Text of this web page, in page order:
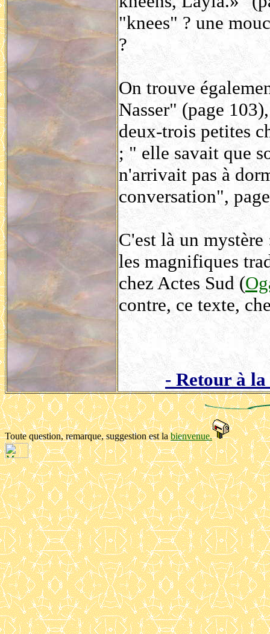
"knees" ? une
?
On trouve
Nasser" (page
deux-trois petites
; " elle savait que
n'arrivait pas à
conversation",
C'est là un
les magnifiques
chez Actes Sud (
contre, ce texte,
- Retour à
Toute question, remarque, suggestion est labienvenue.